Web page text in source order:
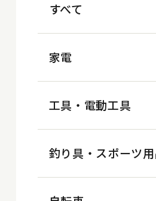
すべて
家電
工具・電動工具
釣り具・スポーツ